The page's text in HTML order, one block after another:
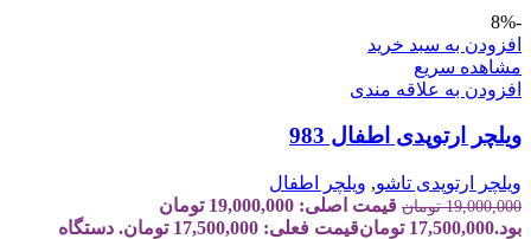
-8%
افزودن به سبد خرید
مشاهده سریع
افزودن به علاقه مندی
ویلچر ارتوپدی اطفال 983
ویلچر ارتوپدی تاشو, ویلچر اطفال
19,000,000 تومان
قیمت اصلی: 19,000,000 تومان
بود.17,500,000 تومانقیمت فعلی: 17,500,000 تومان. دستگاه